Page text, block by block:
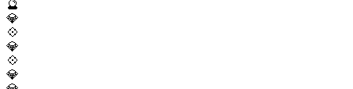
🔮
💎
💠
💎
💠
💎